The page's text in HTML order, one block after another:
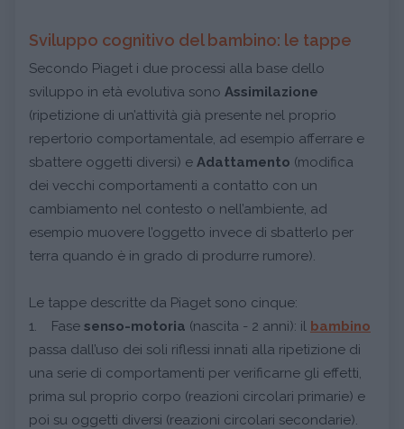
Sviluppo cognitivo del bambino: le tappe
Secondo Piaget i due processi alla base dello
sviluppo in età evolutiva sono Assimilazione
(ripetizione di un’attività già presente nel proprio
repertorio comportamentale, ad esempio afferrare e
sbattere oggetti diversi) e Adattamento (modifica
dei vecchi comportamenti a contatto con un
cambiamento nel contesto o nell’ambiente, ad
esempio muovere l’oggetto invece di sbatterlo per
terra quando è in grado di produrre rumore).
Le tappe descritte da Piaget sono cinque:
1. Fase senso-motoria (nascita - 2 anni): il bambino
passa dall’uso dei soli riflessi innati alla ripetizione di
una serie di comportamenti per verificarne gli effetti,
prima sul proprio corpo (reazioni circolari primarie) e
poi su oggetti diversi (reazioni circolari secondarie).